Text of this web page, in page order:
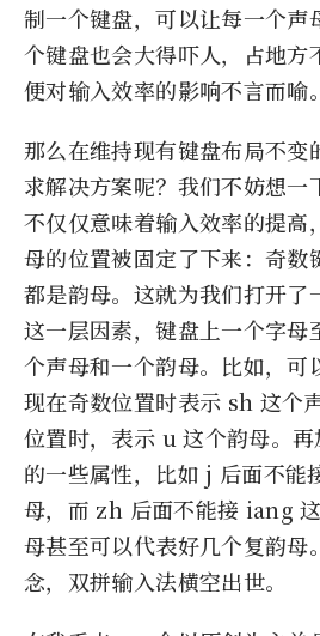
制一个键盘，可以让每一个声
个键盘也会大得吓人，占地方
便对输入效率的影响不言而喻。
那么在维持现有键盘布局不变
求解决方案呢？我们不妨想一
不仅仅意味着输入效率的提高
母的位置被固定了下来：奇数
都是韵母。这就为我们打开了
这一层因素，键盘上一个字母
个声母和一个韵母。比如，可
现在奇数位置时表示 sh 这个
位置时，表示 u 这个韵母。
的一些属性，比如 j 后面不能
母，而 zh 后面不能接 iang
母甚至可以代表好几个复韵母
念，双拼输入法横空出世。